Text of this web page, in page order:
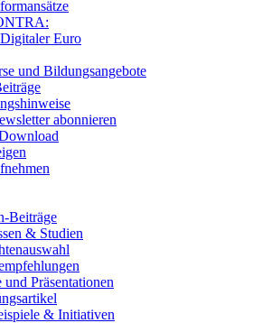
Euro
und Bildungsangebote
abonnieren
Beiträge
& Studien
und Präsentationen
& Initiativen